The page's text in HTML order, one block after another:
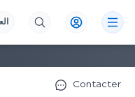
Contacter